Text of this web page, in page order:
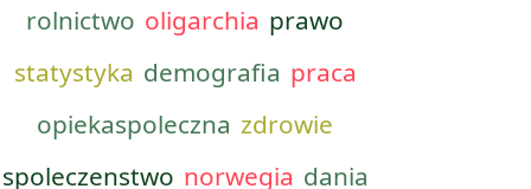
rolnictwo oligarchia prawo
statystyka demografia praca
opiekaspoleczna zdrowie
spoleczenstwo norwegia dania